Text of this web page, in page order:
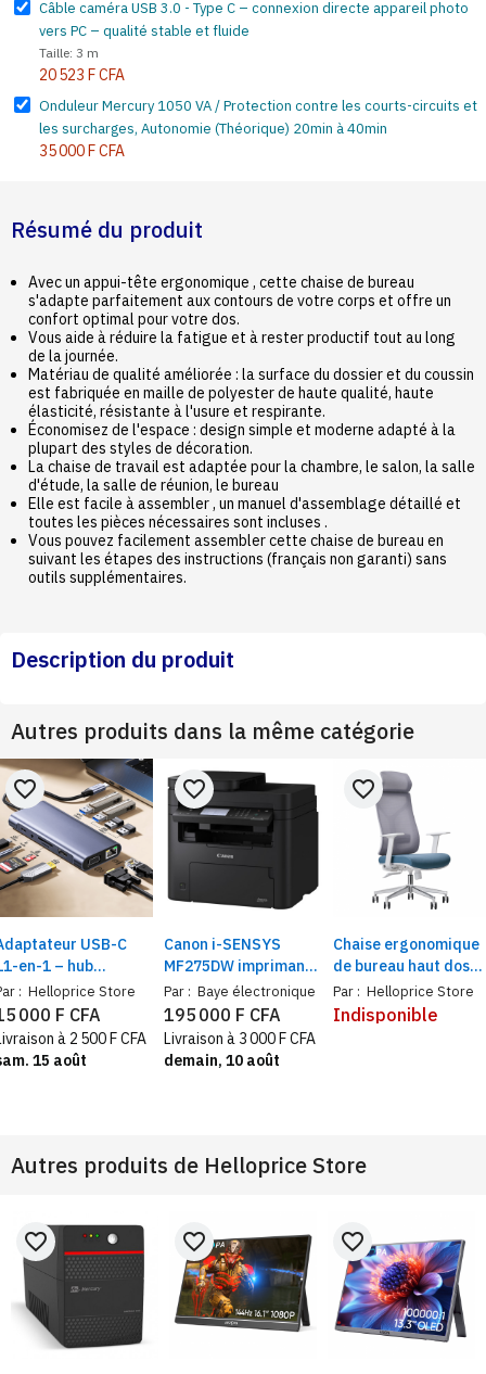
Câble caméra USB 3.0 - Type C – connexion directe appareil photo
vers PC – qualité stable et fluide
Taille: 3 m
20 523 F CFA
Onduleur Mercury 1050 VA / Protection contre les courts-circuits et
les surcharges, Autonomie (Théorique) 20min à 40min
35 000 F CFA
Résumé du produit
Avec un appui-tête ergonomique , cette chaise de bureau
s'adapte parfaitement aux contours de votre corps et offre un
confort optimal pour votre dos.
Vous aide à réduire la fatigue et à rester productif tout au long
de la journée.
Matériau de qualité améliorée : la surface du dossier et du coussin
est fabriquée en maille de polyester de haute qualité, haute
élasticité, résistante à l'usure et respirante.
Économisez de l'espace : design simple et moderne adapté à la
plupart des styles de décoration.
La chaise de travail est adaptée pour la chambre, le salon, la salle
d'étude, la salle de réunion, le bureau
Elle est facile à assembler , un manuel d'assemblage détaillé et
toutes les pièces nécessaires sont incluses .
Vous pouvez facilement assembler cette chaise de bureau en
suivant les étapes des instructions (français non garanti) sans
outils supplémentaires.
Description du produit
Autres produits dans la même catégorie
USB-C
en-1 – hub
lecteur de
– station
HDMI 4K,
et Ethernet,
: Helloprice Store
favorite_border
000 F CFA
à 2 500 F CFA
15 août
Canon i-SENSYS
MF275DW imprimante
laser noir/blanc,
recto verso auto Wi-
Fi, Ethernet –
Scanner, copie, fax,
bac 150 feuilles
Par : Baye électronique
favorite_border
195 000 F CFA
Livraison à 3 000 F CFA
demain, 10 août
Chaise ergonomique
de bureau haut dos
série Z – confort
premium, design
Par : Helloprice Store
favorite_border
Indisponible
Autres produits de Helloprice Store
favorite_border favorite_border favorite_border